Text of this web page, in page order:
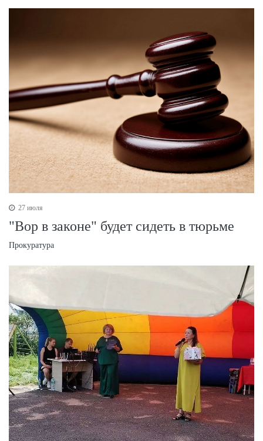
27 июля
"Вор в законе" будет сидеть в тюрьме
Прокуратура